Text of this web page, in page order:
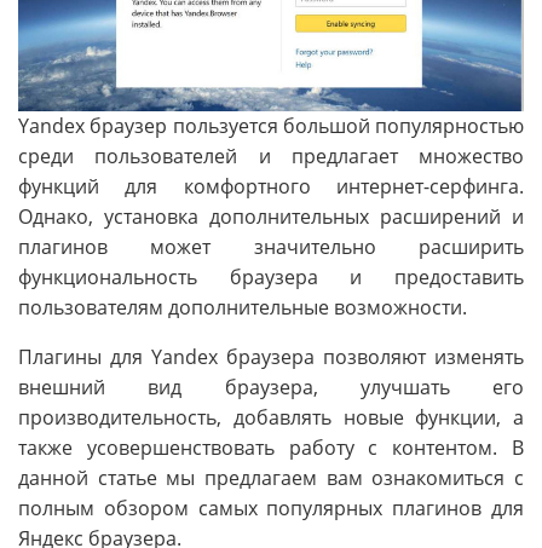
Yandex браузер пользуется большой популярностью
среди пользователей и предлагает множество
функций для комфортного интернет-серфинга.
Однако, установка дополнительных расширений и
плагинов может значительно расширить
функциональность браузера и предоставить
пользователям дополнительные возможности.
Плагины для Yandex браузера позволяют изменять
внешний вид браузера, улучшать его
производительность, добавлять новые функции, а
также усовершенствовать работу с контентом. В
данной статье мы предлагаем вам ознакомиться с
полным обзором самых популярных плагинов для
Яндекс браузера.